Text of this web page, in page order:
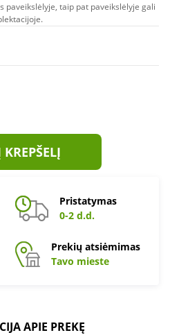
paveikslėlyje, taip pat paveikslėlyje gali
KREPŠELĮ
Pristatymas
0-2 d.d.
Prekių atsiėmimas
Tavo mieste
APIE PREKĘ